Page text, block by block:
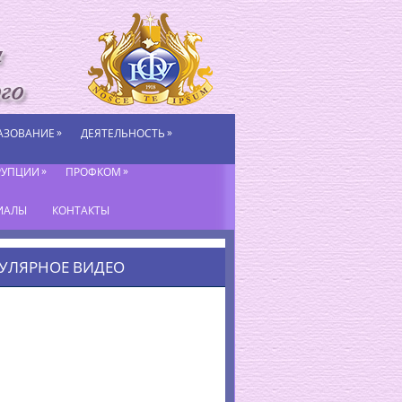
» ДЕЯТЕЛЬНОСТЬ»
» ПРОФКОМ»
КОНТАКТЫ
ВИДЕО